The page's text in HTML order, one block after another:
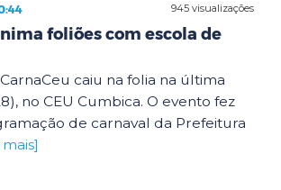
945 visualizações
foliões com escola de
caiu na folia na última
no CEU Cumbica. O evento fez
de carnaval da Prefeitura